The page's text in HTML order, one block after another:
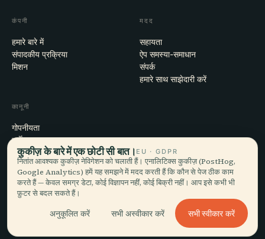
कंपनी
हमारे बारे में
संपादकीय प्रक्रिया
मिशन
मदद
सहायता
ऐप समस्या-समाधान
संपर्क
हमारे साथ साझेदारी करें
कानूनी
गोपनीयता
शर्तें
कुकी सेटिंग्स
खाता हटाएँ
© 2026 Audiala · मोर्ज, स्विट्ज़रलैंड में बना, सफ़र पर और बादलों में
EN · FR · DE · ES · IT · PT · JA · ZH · HI · RU · CS · AR
कुकीज़ के बारे में एक छोटी सी बात। EU · GDPR
नितांत आवश्यक कुकीज़ नेविगेशन को चलाती हैं। एनालिटिक्स कुकीज़ (PostHog,
Google Analytics) हमें यह समझने में मदद करती हैं कि कौन से पेज ठीक काम
करते हैं — केवल समग्र डेटा, कोई विज्ञापन नहीं, कोई बिक्री नहीं। आप इसे कभी भी
फ़ुटर से बदल सकते हैं।
अनुकूलित करें सभी अस्वीकार करें सभी स्वीकार करें